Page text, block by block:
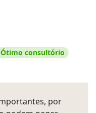
Ótimo consultório
por